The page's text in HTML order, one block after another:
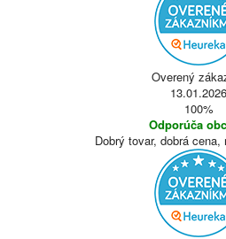
Overený
13.01.2026
100%
Odporúča
Dobrý tovar, dobrá